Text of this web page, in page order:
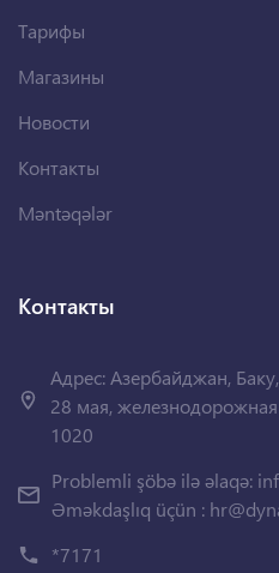
Тарифы
Магазины
Новости
Контакты
Məntəqələr
Контакты
Адрес: Азербайджан,
28 мая,
1020
Problemli şöbə ilə əlaqə:
Əməkdaşlıq üçün :
*7171